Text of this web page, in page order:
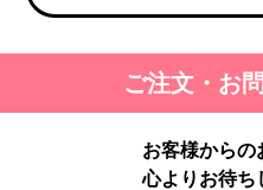
ご注文・お
お客様からの
心よりお待ち